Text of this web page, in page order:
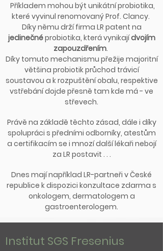
Příkladem mohou být unikátní probiotika,
které vyvinul renomovaný Prof. Clancy.
Díky němu drží firma LR patent na
jedinečnéprobiotika, která vynikajídvojím
zapouzdřením.
Díky tomuto mechanismu přežije majoritní
většina probiotik průchod trávicí
soustavou a k rozpuštění obalu, respektive
vstřebání dojde přesně tam kde má - ve
střevech.
Právě na základě těchto zásad, dále i díky
spolupráci s předními odborníky, atestům
a certifikacím se i mnozí další lékaři nebojí
za LR postavit . . .
Dnes mají například LR-partneři v České
republice k dispozici konzultace zdarma s
onkologem, dermatologem a
gastroenterologem.
Institut SGS Fresenius